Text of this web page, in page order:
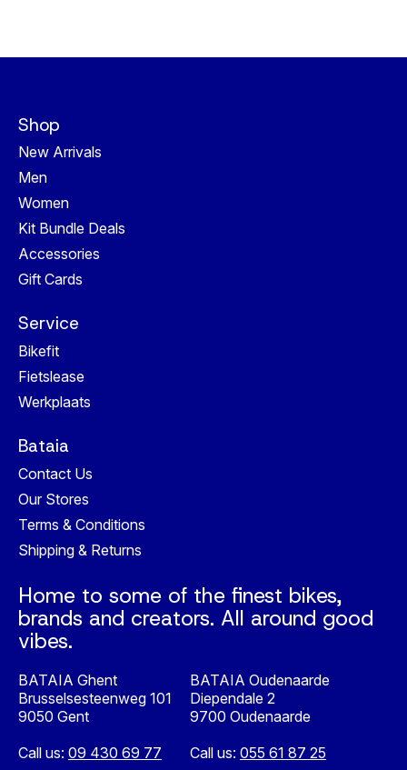
Shop
New Arrivals
Men
Women
Kit Bundle Deals
Accessories
Gift Cards
Service
Bikefit
Fietslease
Werkplaats
Bataia
Contact Us
Our Stores
Terms & Conditions
Shipping & Returns
Home to some of the finest bikes,
brands and creators. All around good
vibes.
BATAIA Ghent
Brusselsesteenweg 101
9050 Gent
Call us: 09 430 69 77
BATAIA Oudenaarde
Diependale 2
9700 Oudenaarde
Call us: 055 61 87 25
Nederlands